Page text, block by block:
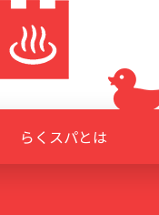
らくスパとは